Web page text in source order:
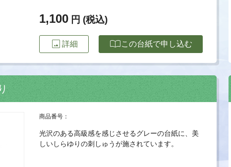
1,100 円 (税込)
image 詳細 import_contactsこの台紙で申し込む
商品番号：
光沢のある高級感を感じさせるグレーの台紙に、美
しいしらゆりの刺しゅうが施されています。